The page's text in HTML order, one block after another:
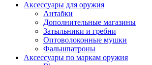
Аксессуары для оружия
Антабки
Дополнительные магазины
Затыльники и гребни
Оптоволоконные мушки
Фальшпатроны
Аксессуары по маркам оружия